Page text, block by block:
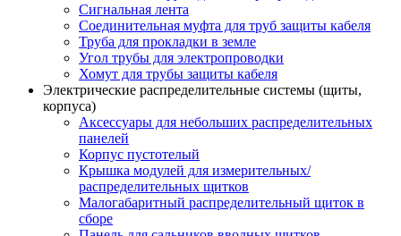
Сигнальная лента
Соединительная муфта для труб защиты кабеля
Труба для прокладки в земле
Угол трубы для электропроводки
Хомут для трубы защиты кабеля
Электрические распределительные системы (щиты,
корпуса)
Аксессуары для небольших распределительных
панелей
Корпус пустотелый
Крышка модулей для измерительных/
распределительных щитков
Малогабаритный распределительный щиток в
сборе